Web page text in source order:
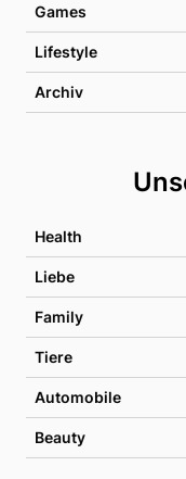
Games
Lifestyle
Archiv
Health
Liebe
Family
Tiere
Automobile
Beauty